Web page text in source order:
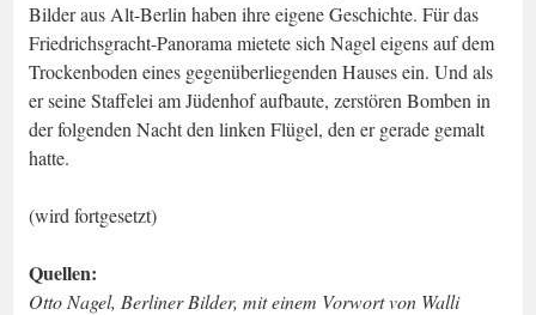
Bilder aus Alt-Berlin haben ihre eigene Geschichte. Für das
Friedrichsgracht-Panorama mietete sich Nagel eigens auf dem
Trockenboden eines gegenüberliegenden Hauses ein. Und als
er seine Staffelei am Jüdenhof aufbaute, zerstören Bomben in
der folgenden Nacht den linken Flügel, den er gerade gemalt
hatte.
(wird fortgesetzt)
Quellen:
Otto Nagel, Berliner Bilder, mit einem Vorwort von Walli